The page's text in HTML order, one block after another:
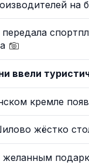
на
передала
ввели
кремле
жёстко